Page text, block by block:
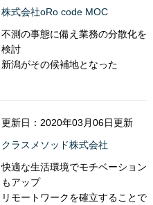
株式会社oRo code MOC
不測の事態に備え業務の分散化を
検討
新潟がその候補地となった
更新日：2020年03月06日更新
クラスメソッド株式会社
快適な生活環境でモチベーション
もアップ
リモートワークを確立することで